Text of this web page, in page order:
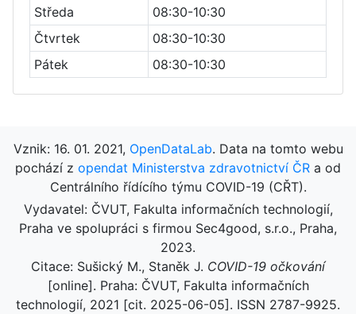
Středa
08:30-10:30
Čtvrtek
08:30-10:30
Pátek
08:30-10:30
Vznik: 16. 01. 2021, OpenDataLab. Data na tomto webu
pochází z opendat Ministerstva zdravotnictví ČR a od
Centrálního řídícího týmu COVID-19 (CŘT).
Vydavatel: ČVUT, Fakulta informačních technologií,
Praha ve spolupráci s firmou Sec4good, s.r.o., Praha,
2023.
Citace: Sušický M., Staněk J. COVID-19 očkování
[online]. Praha: ČVUT, Fakulta informačních
technologií, 2021 [cit. 2025-06-05]. ISSN 2787-9925.